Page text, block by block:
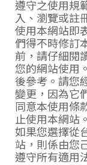
遵守之使用規
入、瀏覽或註
使用本網站即
們得不時修訂
前，請仔細閱
您的網站使用
後參考。請您
變更，因為它
同意本使用條
止使用本網站。
如果您選擇從
站，則係由您
遵守所有適用